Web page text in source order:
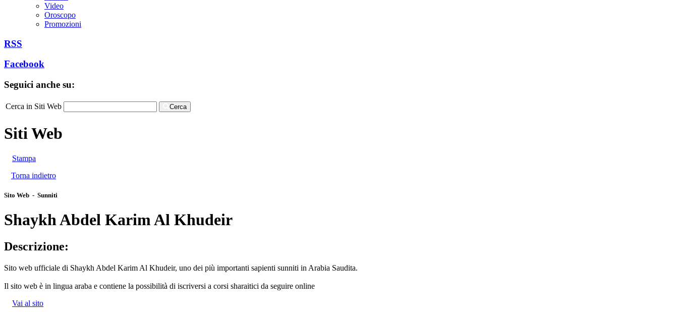
Video
Oroscopo
Promozioni
RSS
Facebook
Seguici anche su:
Cerca in Siti Web Cerca
Siti Web
Stampa
Torna indietro
Sito Web - Sunniti
Shaykh Abdel Karim Al Khudeir
Descrizione:
Sito web ufficiale di Shaykh Abdel Karim Al Khudeir, uno dei più importanti sapienti sunniti in Arabia Saudita.
Il sito web è in lingua araba e contiene la possibilità di iscriversi a corsi sharaitici da seguire online
Vai al sito